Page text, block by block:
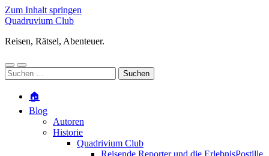
Zum Inhalt springen
Quadruvium Club
Reisen, Rätsel, Abenteuer.
Mobile-
Menü
Suchfeld
ein-/ausblenden
Suchen
nach:
🏠
Blog
Autoren
Historie
Quadrivium Club
Reisende Reporter und die ErlebnisPostille